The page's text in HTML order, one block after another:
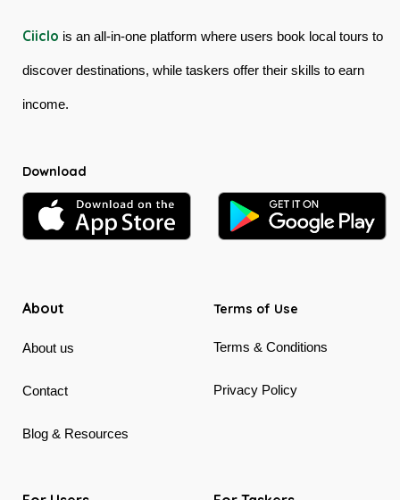
Ciiclo is an all-in-one platform where users book local tours to
discover destinations, while taskers offer their skills to earn
income.
Download
About
About us
Contact
Blog & Resources
Terms of Use
Terms & Conditions
Privacy Policy